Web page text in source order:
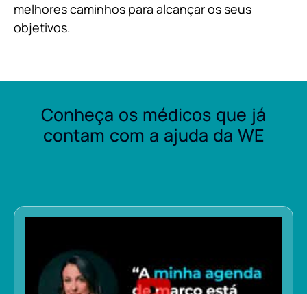
melhores caminhos para alcançar os seus
objetivos.
Conheça os médicos que já
contam com a ajuda da WE